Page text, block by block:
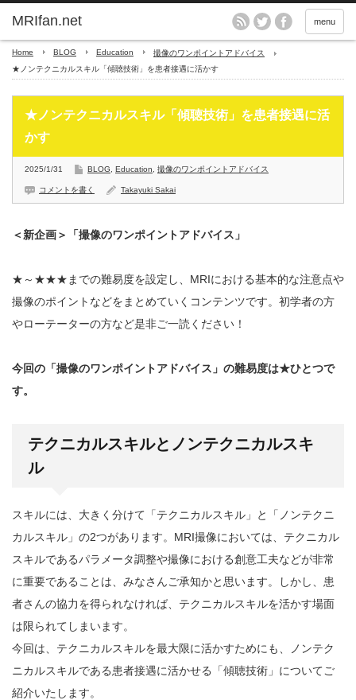
MRIfan.net menu
Home BLOG Education
撮像のワンポイントアドバイス
★ノンテクニカルスキル「傾聴技術」を患者接遇に活かす
★ノンテクニカルスキル「傾聴技術」を患者接遇に活
かす
2025/1/31 BLOG Education 撮像のワンポイントアドバイス
コメントを書く Takayuki Sakai
＜新企画＞「撮像のワンポイントアドバイス」
★～★★★までの難易度を設定し、MRIにおける基本的な注意点や
撮像のポイントなどをまとめていくコンテンツです。初学者の方
やローテーターの方など是非ご一読ください！
今回の「撮像のワンポイントアドバイス」の難易度は★ひとつで
す。
テクニカルスキルとノンテクニカルスキ
ル
スキルには、大きく分けて「テクニカルスキル」と「ノンテクニ
カルスキル」の2つがあります。MRI撮像においては、テクニカル
スキルであるパラメータ調整や撮像における創意工夫などが非常
に重要であることは、みなさんご承知かと思います。しかし、患
者さんの協力を得られなければ、テクニカルスキルを活かす場面
は限られてしまいます。
今回は、テクニカルスキルを最大限に活かすためにも、ノンテク
ニカルスキルである患者接遇に活かせる「傾聴技術」についてご
紹介いたします。